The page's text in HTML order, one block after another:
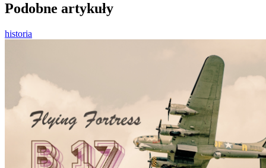
Podobne artykuły
historia